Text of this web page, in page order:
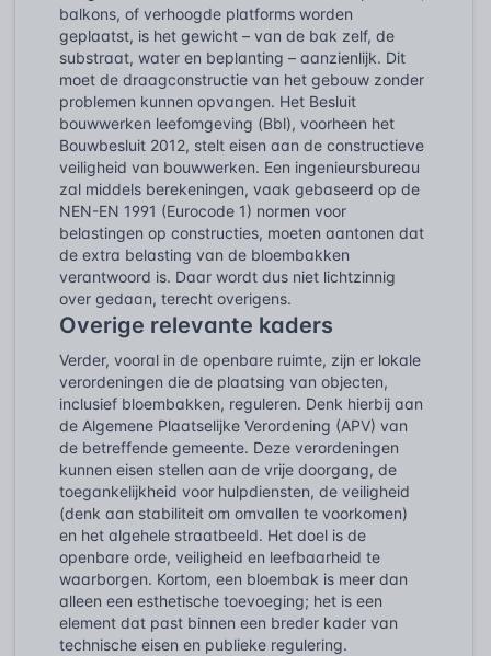
balkons, of verhoogde platforms worden
geplaatst, is het gewicht – van de bak zelf, de
substraat, water en beplanting – aanzienlijk. Dit
moet de draagconstructie van het gebouw zonder
problemen kunnen opvangen. Het Besluit
bouwwerken leefomgeving (Bbl), voorheen het
Bouwbesluit 2012, stelt eisen aan de constructieve
veiligheid van bouwwerken. Een ingenieursbureau
zal middels berekeningen, vaak gebaseerd op de
NEN-EN 1991 (Eurocode 1) normen voor
belastingen op constructies, moeten aantonen dat
de extra belasting van de bloembakken
verantwoord is. Daar wordt dus niet lichtzinnig
over gedaan, terecht overigens.
Overige relevante kaders
Verder, vooral in de openbare ruimte, zijn er lokale
verordeningen die de plaatsing van objecten,
inclusief bloembakken, reguleren. Denk hierbij aan
de Algemene Plaatselijke Verordening (APV) van
de betreffende gemeente. Deze verordeningen
kunnen eisen stellen aan de vrije doorgang, de
toegankelijkheid voor hulpdiensten, de veiligheid
(denk aan stabiliteit om omvallen te voorkomen)
en het algehele straatbeeld. Het doel is de
openbare orde, veiligheid en leefbaarheid te
waarborgen. Kortom, een bloembak is meer dan
alleen een esthetische toevoeging; het is een
element dat past binnen een breder kader van
technische eisen en publieke regulering.